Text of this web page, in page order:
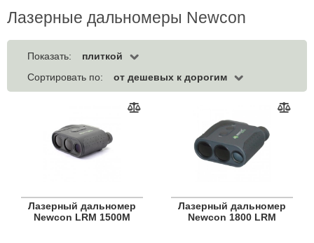
Лазерные дальномеры Newcon
Показать:
плиткой
Сортировать по:
от дешевых к дорогим
Лазерный дальномер
Newcon LRM 1500M
Лазерный дальномер
Newcon 1800 LRM